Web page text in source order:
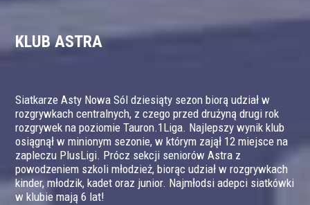
KLUB ASTRA
Siatkarze Asty Nowa Sól dziesiąty sezon biorą udział w
rozgrywkach centralnych, z czego przed drużyną drugi rok
rozgrywek na poziomie Tauron.1Liga. Najlepszy wynik klub
osiągnął w minionym sezonie, w którym zajął 12 miejsce na
zapleczu PlusLigi. Prócz sekcji seniorów Astra z
powodzeniem szkoli młodzież, biorąc udział w rozgrywkach
kinder, młodzik, kadet oraz junior. Najmłodsi adepci siatkówki
w klubie mają 6 lat!